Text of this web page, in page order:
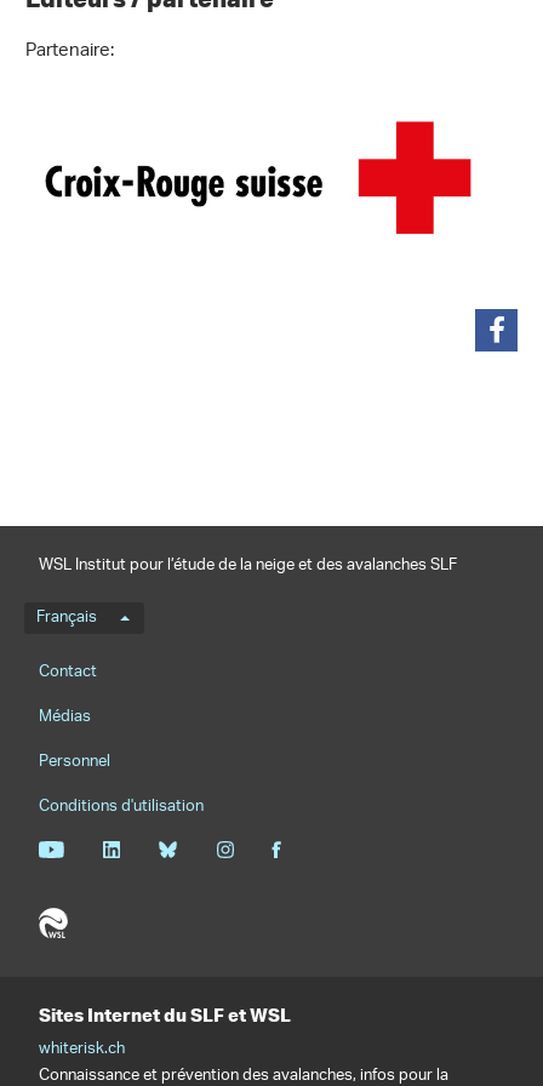
Partenaire:
WSL Institut pour l’étude de la neige et des avalanches SLF
Menu de langue
Français
Footernavigation
Contact
Médias
Personnel
Conditions d'utilisation
Sites Internet du SLF et WSL
whiterisk.ch
Connaissance et prévention des avalanches, infos pour la